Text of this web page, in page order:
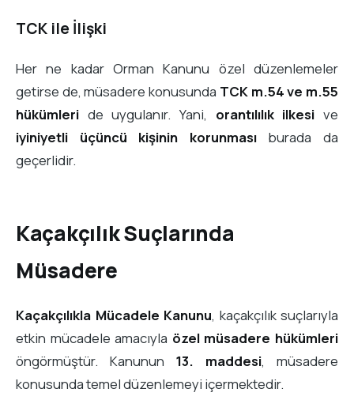
TCK ile İlişki
Her ne kadar Orman Kanunu özel düzenlemeler
getirse de, müsadere konusunda TCK m.54 ve m.55
hükümleri de uygulanır. Yani, orantılılık ilkesi ve
iyiniyetli üçüncü kişinin korunmasıburada da
geçerlidir.
Kaçakçılık Suçlarında
Müsadere
Kaçakçılıkla Mücadele Kanunu, kaçakçılık suçlarıyla
etkin mücadele amacıyla özel müsadere hükümleri
öngörmüştür. Kanunun 13. maddesi, müsadere
konusunda temel düzenlemeyi içermektedir.